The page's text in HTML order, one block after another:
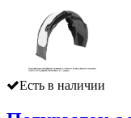
Есть в наличии